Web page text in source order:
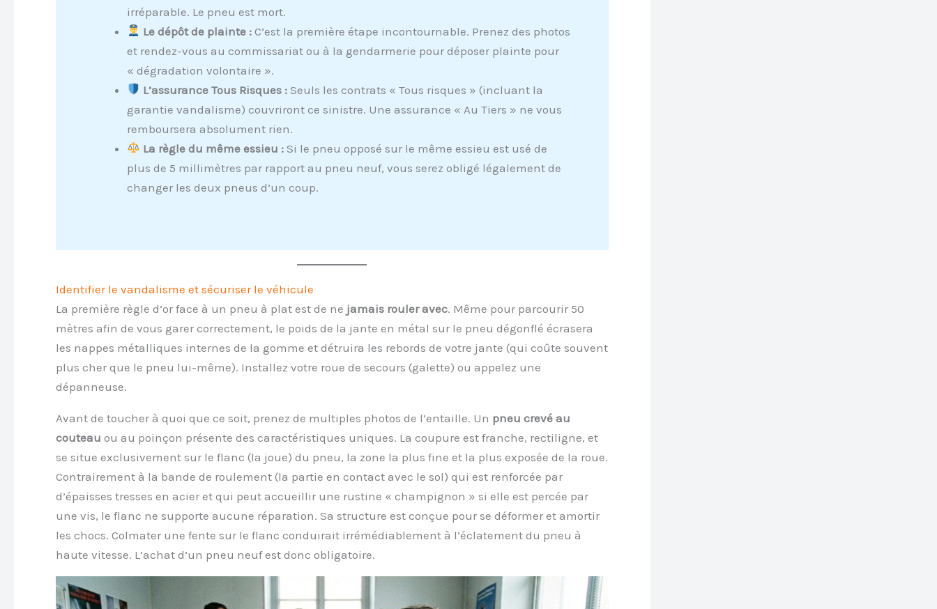
irréparable. Le pneu est mort.
Le dépôt de plainte : C’est la première étape incontournable. Prenez des photos
et rendez-vous au commissariat ou à la gendarmerie pour déposer plainte pour
« dégradation volontaire ».
L’assurance Tous Risques : Seuls les contrats « Tous risques » (incluant la
garantie vandalisme) couvriront ce sinistre. Une assurance « Au Tiers » ne vous
remboursera absolument rien.
La règle du même essieu : Si le pneu opposé sur le même essieu est usé de
plus de 5 millimètres par rapport au pneu neuf, vous serez obligé légalement de
changer les deux pneus d’un coup.
Identifier le vandalisme et sécuriser le véhicule
La première règle d’or face à un pneu à plat est de ne jamais rouler avec. Même pour parcourir 50
mètres afin de vous garer correctement, le poids de la jante en métal sur le pneu dégonflé écrasera
les nappes métalliques internes de la gomme et détruira les rebords de votre jante (qui coûte souvent
plus cher que le pneu lui-même). Installez votre roue de secours (galette) ou appelez une
dépanneuse.
Avant de toucher à quoi que ce soit, prenez de multiples photos de l’entaille. Un pneu crevé au
couteau ou au poinçon présente des caractéristiques uniques. La coupure est franche, rectiligne, et
se situe exclusivement sur le flanc (la joue) du pneu, la zone la plus fine et la plus exposée de la roue.
Contrairement à la bande de roulement (la partie en contact avec le sol) qui est renforcée par
d’épaisses tresses en acier et qui peut accueillir une rustine « champignon » si elle est percée par
une vis, le flanc ne supporte aucune réparation. Sa structure est conçue pour se déformer et amortir
les chocs. Colmater une fente sur le flanc conduirait irrémédiablement à l’éclatement du pneu à
haute vitesse. L’achat d’un pneu neuf est donc obligatoire.